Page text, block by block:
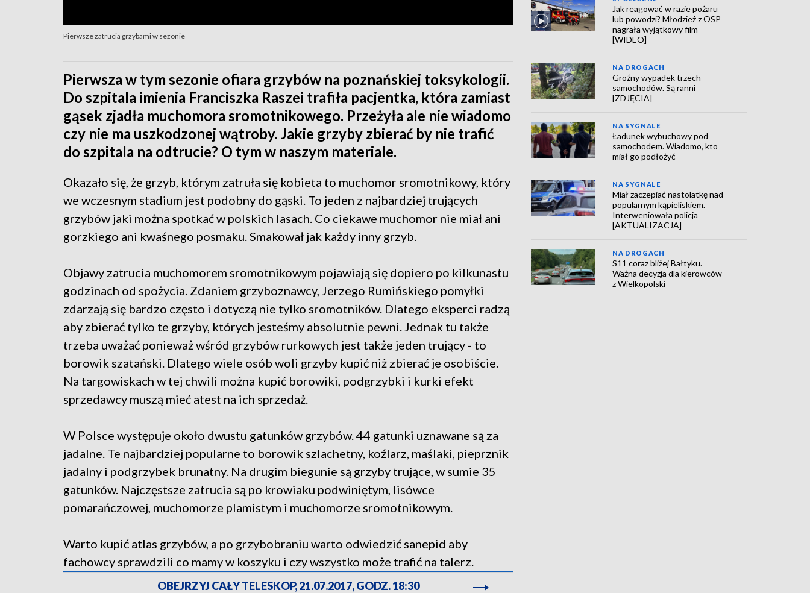
Pierwsze zatrucia grzybami w sezonie
Pierwsza w tym sezonie ofiara grzybów na poznańskiej toksykologii.
Do szpitala imienia Franciszka Raszei trafiła pacjentka, która zamiast
gąsek zjadła muchomora sromotnikowego. Przeżyła ale nie wiadomo
czy nie ma uszkodzonej wątroby. Jakie grzyby zbierać by nie trafić
do szpitala na odtrucie? O tym w naszym materiale.
Okazało się, że grzyb, którym zatruła się kobieta to muchomor sromotnikowy, który
we wczesnym stadium jest podobny do gąski. To jeden z najbardziej trujących
grzybów jaki można spotkać w polskich lasach. Co ciekawe muchomor nie miał ani
gorzkiego ani kwaśnego posmaku. Smakował jak każdy inny grzyb.
Objawy zatrucia muchomorem sromotnikowym pojawiają się dopiero po kilkunastu
godzinach od spożycia. Zdaniem grzyboznawcy, Jerzego Rumińskiego pomyłki
zdarzają się bardzo często i dotyczą nie tylko sromotników. Dlatego eksperci radzą
aby zbierać tylko te grzyby, których jesteśmy absolutnie pewni. Jednak tu także
trzeba uważać ponieważ wśród grzybów rurkowych jest także jeden trujący - to
borowik szatański. Dlatego wiele osób woli grzyby kupić niż zbierać je osobiście.
Na targowiskach w tej chwili można kupić borowiki, podgrzybki i kurki efekt
sprzedawcy muszą mieć atest na ich sprzedaż.
W Polsce występuje około dwustu gatunków grzybów. 44 gatunki uznawane są za
jadalne. Te najbardziej popularne to borowik szlachetny, koźlarz, maślaki, pieprznik
jadalny i podgrzybek brunatny. Na drugim biegunie są grzyby trujące, w sumie 35
gatunków. Najczęstsze zatrucia są po krowiaku podwiniętym, lisówce
pomarańczowej, muchomorze plamistym i muchomorze sromotnikowym.
Warto kupić atlas grzybów, a po grzybobraniu warto odwiedzić sanepid aby
fachowcy sprawdzili co mamy w koszyku i czy wszystko może trafić na talerz.
OBEJRZYJ CAŁY TELESKOP, 21.07.2017, GODZ. 18:30
Jak reagować w razie pożaru
lub powodzi? Młodzież z OSP
nagrała wyjątkowy film
[WIDEO]
NA DROGACH
Groźny wypadek trzech
samochodów. Są ranni
[ZDJĘCIA]
NA SYGNALE
Ładunek wybuchowy pod
samochodem. Wiadomo, kto
miał go podłożyć
NA SYGNALE
Miał zaczepiać nastolatkę nad
popularnym kąpieliskiem.
Interweniowała policja
[AKTUALIZACJA]
NA DROGACH
S11 coraz bliżej Bałtyku.
Ważna decyzja dla kierowców
z Wielkopolski